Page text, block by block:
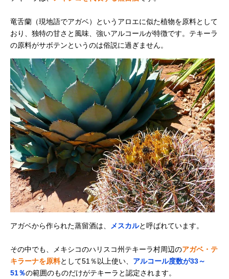
竜舌蘭（現地語でアガベ）というアロエに似た植物を原料として
おり、独特の甘さと風味、強いアルコールが特徴です。テキーラ
の原料がサボテンというのは俗説に過ぎません。
アガベから作られた蒸留酒は、 メスカルと呼ばれています。
その中でも、メキシコのハリスコ州テキーラ村周辺のアガベ・テ
キラーナを原料として51％以上使い、 アルコール度数が33～
51％の範囲のものだけがテキーラと認定されます。